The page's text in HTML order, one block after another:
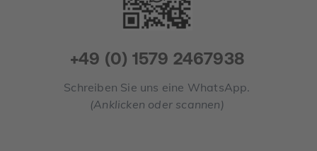
+49 (0) 1579 2467938
Schreiben Sie uns eine WhatsApp.
(Anklicken oder scannen)